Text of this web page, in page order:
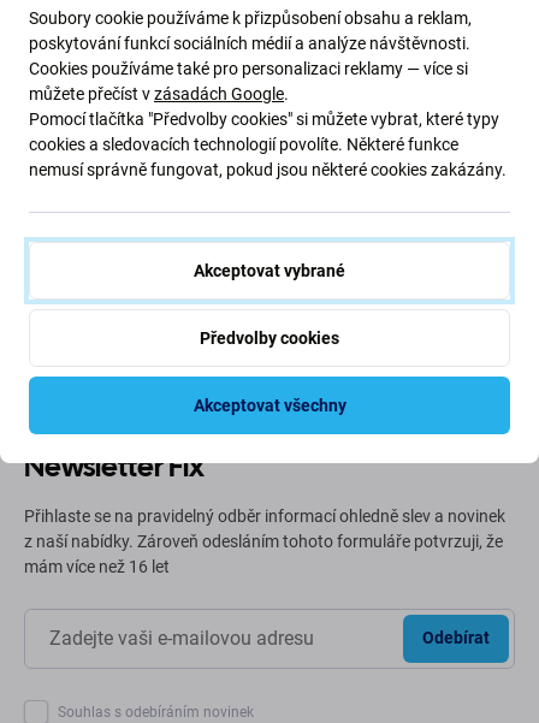
Zelená cesta (Going Green)
chránili naši planetu. Přečtěte si více o tom, jak
přizpůsobujeme naše procesy, abychom snížili naši stopu.
Newsletter Fix
Přihlaste se na pravidelný odběr informací ohledně slev a novinek
z naší nabídky. Zároveň odesláním tohoto formuláře potvrzuji, že
mám více než 16 let
Odebírat
Souhlas s odebíráním novinek
Soubory cookie používáme k přizpůsobení obsahu a reklam,
poskytování funkcí sociálních médií a analýze návštěvnosti.
Cookies používáme také pro personalizaci reklamy — více si
můžete přečíst vzásadách Google.
Pomocí tlačítka "Předvolby cookies" si můžete vybrat, které typy
cookies a sledovacích technologií povolíte. Některé funkce
nemusí správně fungovat, pokud jsou některé cookies zakázány.
Akceptovat vybrané
Předvolby cookies
Akceptovat všechny